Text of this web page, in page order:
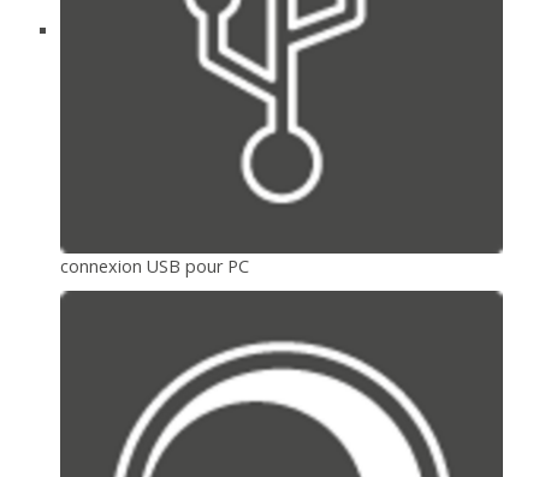
connexion USB pour PC